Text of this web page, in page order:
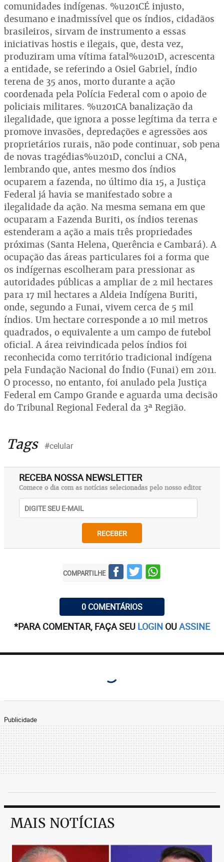
comunidades indígenas. %u201CÉ injusto,
desumano e inadmissível que os índios, cidadãos
brasileiros, sirvam de instrumento a essas
iniciativas hostis e ilegais, que, desta vez,
produziram uma vítima fatal%u201D, acrescenta
a entidade, se referindo a Osiel Gabriel, índio
terena de 35 anos, morto durante a ação
coordenada pela Polícia Federal com o apoio de
policiais militares. %u201CA banalização da
ilegalidade, que ignora a posse legítima da terra e
promove invasões, depredações e agressões aos
proprietários rurais, não pode continuar, sob pena
de novas tragédias%u201D, conclui a CNA,
lembrando que, antes mesmo dos índios
ocuparem a fazenda, no último dia 15, a Justiça
Federal já havia se manifestado sobre a
ilegalidade da ação. Na mesma semana em que
ocuparam a Fazenda Buriti, os índios terenas
estenderam a ação a mais três propriedades
próximas (Santa Helena, Querência e Cambará). A
ocupação das áreas particulares foi a forma que
os indígernas escolheram para pressionar as
autoridades públicas a ampliar de 2 mil hectares
para 17 mil hectares a Aldeia Indígena Buriti,
onde, segundo a Funai, vivem cerca de 5 mil
índios. Um hectare corresponde a 10 mil metros
quadrados, o equivalente a um campo de futebol
oficial. A área reivindicada pelos índios foi
reconhecida como território tradicional indígena
pela Fundação Nacional do Índio (Funai) em 2011.
O processo, no entanto, foi anulado pela Justiça
Federal em Campo Grande e aguarda uma decisão
do Tribunal Regional Federal da 3ª Região.
Tags #celular
RECEBA NOSSA NEWSLETTER
Comece o dia com as notícias selecionadas pelo nosso editor
RECEBER
COMPARTILHE
0 COMENTÁRIOS
*PARA COMENTAR, FAÇA SEU LOGIN OUASSINE
Publicidade
MAIS NOTÍCIAS